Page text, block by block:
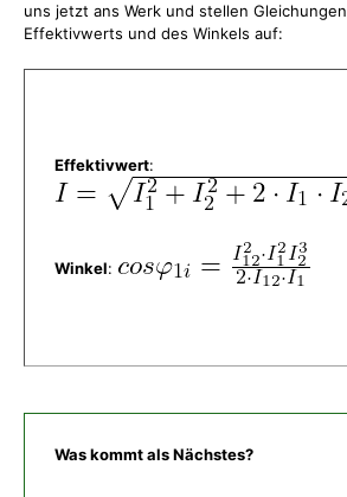
uns jetzt ans Werk und stellen
Effektivwerts und des Winkels auf:
Effektivwert:
Winkel:
Was kommt als Nächstes?